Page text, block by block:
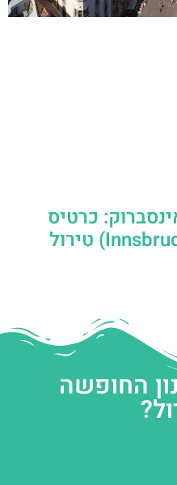
כרטיס
החופשה